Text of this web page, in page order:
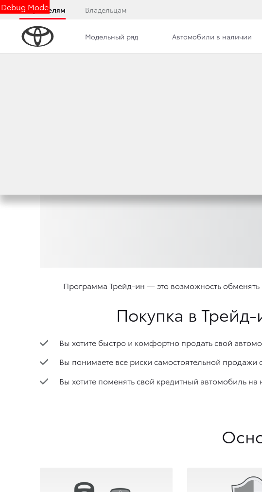
Debug Mode
Покупателям Владельцам
Модельный ряд Автомобили в наличии
Программа Трейд-ин — это возможность
Покупка в
Вы хотите быстро и комфортно продать свой
Вы понимаете все риски самостоятельной продажи
Вы хотите поменять свой кредитный автомобиль